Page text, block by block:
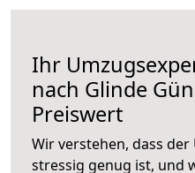
Ihr
nach Glinde
Preiswert
Wir verstehen, dass
stressig genug ist, und